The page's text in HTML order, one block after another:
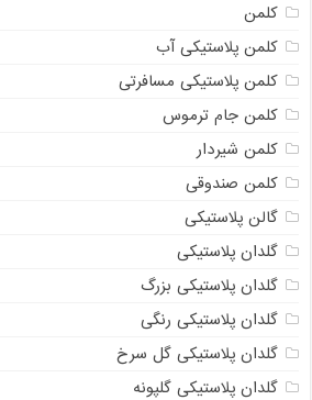
کلمن
کلمن پلاستیکی آب
کلمن پلاستیکی مسافرتی
کلمن جام ترموس
کلمن شیردار
کلمن صندوقی
گالن پلاستیکی
گلدان پلاستیکی
گلدان پلاستیکی بزرگ
گلدان پلاستیکی رنگی
گلدان پلاستیکی گل سرخ
گلدان پلاستیکی گلپونه